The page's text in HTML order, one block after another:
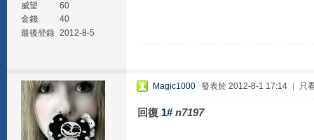
威望
60
金錢
40
最後登錄 2012-8-5
Magic1000 發表於 2012-8-1 17:14 只
回復 1# n7197